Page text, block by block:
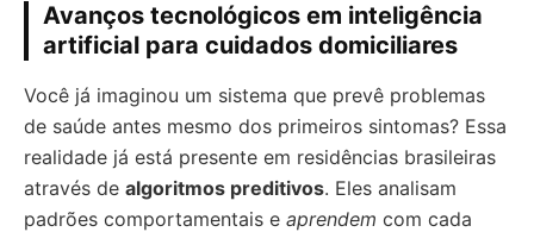
Avanços tecnológicos em inteligência
artificial para cuidados domiciliares
Você já imaginou um sistema que prevê problemas
de saúde antes mesmo dos primeiros sintomas? Essa
realidade já está presente em residências brasileiras
através de algoritmos preditivos. Eles analisam
padrões comportamentais e aprendem com cada